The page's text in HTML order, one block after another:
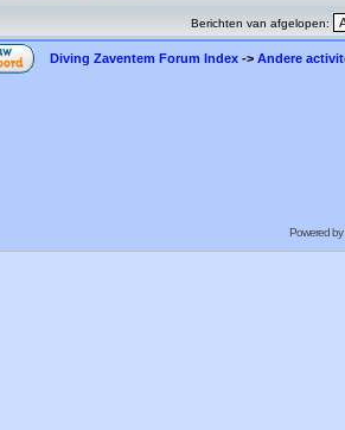
Berichten van afgelopen:
Diving Zaventem Forum Index -> Andere
Powered by